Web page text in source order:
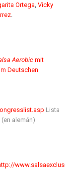
Ortega ,Vicky
Aerobicmit
Deutschen
Lista
alemán)